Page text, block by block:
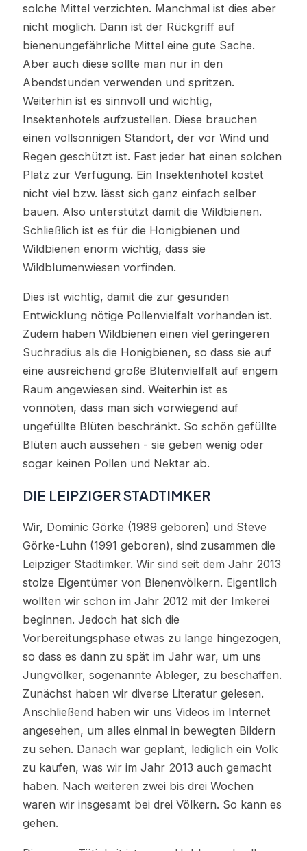
solche Mittel verzichten. Manchmal ist dies aber
nicht möglich. Dann ist der Rückgriff auf
bienenungefährliche Mittel eine gute Sache.
Aber auch diese sollte man nur in den
Abendstunden verwenden und spritzen.
Weiterhin ist es sinnvoll und wichtig,
Insektenhotels aufzustellen. Diese brauchen
einen vollsonnigen Standort, der vor Wind und
Regen geschützt ist. Fast jeder hat einen solchen
Platz zur Verfügung. Ein Insektenhotel kostet
nicht viel bzw. lässt sich ganz einfach selber
bauen. Also unterstützt damit die Wildbienen.
Schließlich ist es für die Honigbienen und
Wildbienen enorm wichtig, dass sie
Wildblumenwiesen vorfinden.
Dies ist wichtig, damit die zur gesunden
Entwicklung nötige Pollenvielfalt vorhanden ist.
Zudem haben Wildbienen einen viel geringeren
Suchradius als die Honigbienen, so dass sie auf
eine ausreichend große Blütenvielfalt auf engem
Raum angewiesen sind. Weiterhin ist es
vonnöten, dass man sich vorwiegend auf
ungefüllte Blüten beschränkt. So schön gefüllte
Blüten auch aussehen - sie geben wenig oder
sogar keinen Pollen und Nektar ab.
DIE LEIPZIGER STADTIMKER
Wir, Dominic Görke (1989 geboren) und Steve
Görke-Luhn (1991 geboren), sind zusammen die
Leipziger Stadtimker. Wir sind seit dem Jahr 2013
stolze Eigentümer von Bienenvölkern. Eigentlich
wollten wir schon im Jahr 2012 mit der Imkerei
beginnen. Jedoch hat sich die
Vorbereitungsphase etwas zu lange hingezogen,
so dass es dann zu spät im Jahr war, um uns
Jungvölker, sogenannte Ableger, zu beschaffen.
Zunächst haben wir diverse Literatur gelesen.
Anschließend haben wir uns Videos im Internet
angesehen, um alles einmal in bewegten Bildern
zu sehen. Danach war geplant, lediglich ein Volk
zu kaufen, was wir im Jahr 2013 auch gemacht
haben. Nach weiteren zwei bis drei Wochen
waren wir insgesamt bei drei Völkern. So kann es
gehen.